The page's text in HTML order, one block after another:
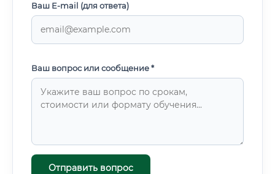
Ваш E-mail (для ответа)
Ваш вопрос или сообщение *
Отправить вопрос